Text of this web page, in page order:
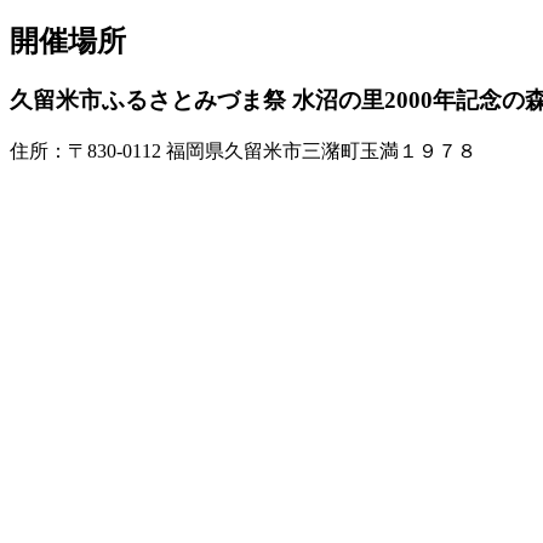
開催場所
久留米市ふるさとみづま祭 水沼の里2000年記念の
住所：〒830-0112 福岡県久留米市三潴町玉満１９７８